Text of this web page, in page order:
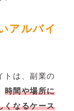
アルバイ
トは、副業の
時間や場所に
くなるケース